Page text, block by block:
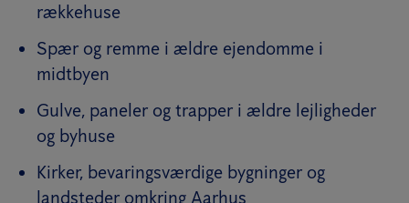
rækkehuse
Spær og remme i ældre ejendomme i
midtbyen
Gulve, paneler og trapper i ældre lejligheder
og byhuse
Kirker, bevaringsværdige bygninger og
landsteder omkring Aarhus